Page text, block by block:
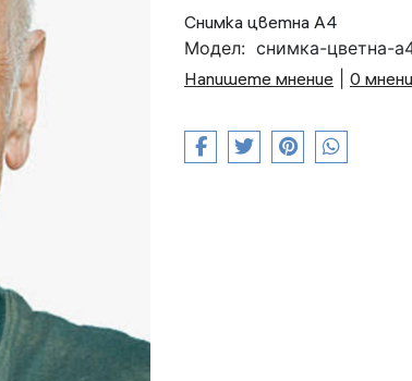
Снимка цветна А4
Модел: снимка-цветна-
Напишете мнение
0